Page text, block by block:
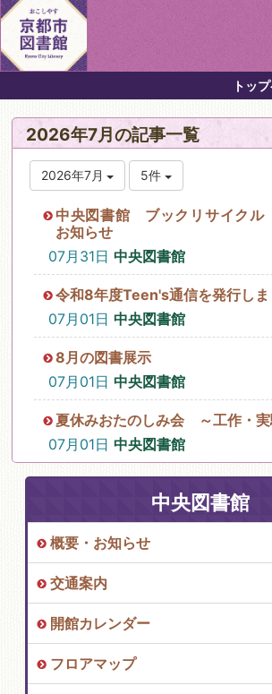
トッ
2026年7月の記事一覧
2026年7月 5件
中央図書館 ブックリサイクル
お知らせ
07月31日 中央図書館
令和8年度Teen's通信を発行しま
07月01日 中央図書館
8月の図書展示
07月01日 中央図書館
夏休みおたのしみ会 ～工作・実
07月01日 中央図書館
中央図書館
概要・お知らせ
交通案内
開館カレンダー
フロアマップ